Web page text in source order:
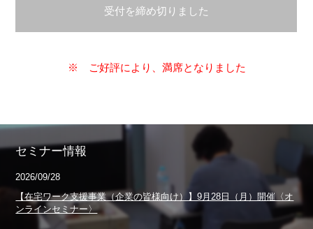
受付を締め切りました
※ ご好評により、満席となりました
セミナー情報
2026/09/28
【在宅ワーク支援事業（企業の皆様向け）】9月28日（月）開催〈オ
ンラインセミナー〉